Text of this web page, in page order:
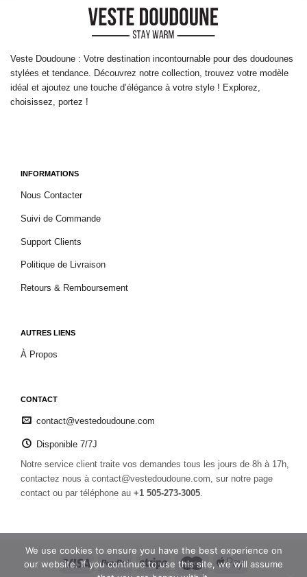
Veste Doudoune : Votre destination incontournable pour des doudounes
stylées et tendance. Découvrez notre collection, trouvez votre modèle
idéal et ajoutez une touche d’élégance à votre style ! Explorez,
choisissez, portez !
INFORMATIONS
Nous Contacter
Suivi de Commande
Support Clients
Politique de Livraison
Retours & Remboursement
AUTRES LIENS
À Propos
CONTACT
contact@vestedoudoune.com
Disponible 7/7J
Notre service client traite vos demandes tous les jours de 8h à 17h,
contactez nous à contact@vestedoudoune.com, sur notre page
contact ou par téléphone au +1 505-273-3005.
We use cookies to ensure you have the best experience on
our website. If you continue to use this site, we will assume